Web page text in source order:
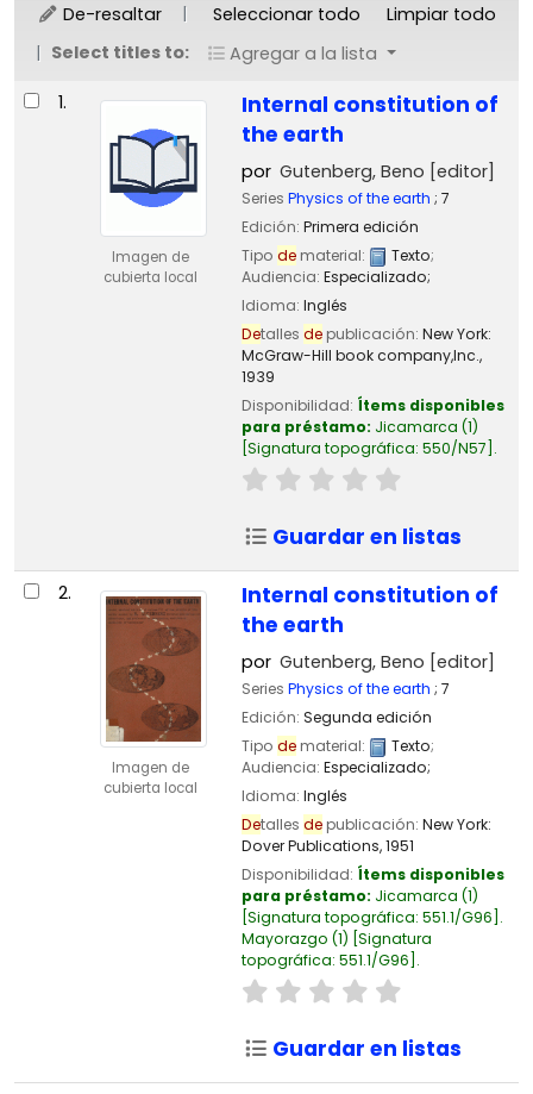
De-resaltar Seleccionar todo
Limpiar todo
Select titles to:
Agregar a la lista
Resultados
1.
Imagen de
cubierta local
Internal constitution of
the earth
por Gutenberg, Beno [editor]
Series Physics of the earth ; 7
Edición: Primera edición
Tipo dematerial: Texto;
Audiencia: Especializado;
Idioma: Inglés
Detalles depublicación: New York:
McGraw-Hill book company,Inc.,
1939
Disponibilidad: Ítems disponibles
para préstamo: Jicamarca (1)
Signatura topográfica: 550/N57 .
Guardar en listas
2.
Imagen de
cubierta local
Internal constitution of
the earth
por Gutenberg, Beno [editor]
Series Physics of the earth ; 7
Edición: Segunda edición
Tipo dematerial: Texto;
Audiencia: Especializado;
Idioma: Inglés
Detalles depublicación: New York:
Dover Publications,1951
Disponibilidad: Ítems disponibles
para préstamo: Jicamarca (1)
Signatura topográfica: 551.1/G96 .
Mayorazgo (1) Signatura
topográfica: 551.1/G96 .
Guardar en listas